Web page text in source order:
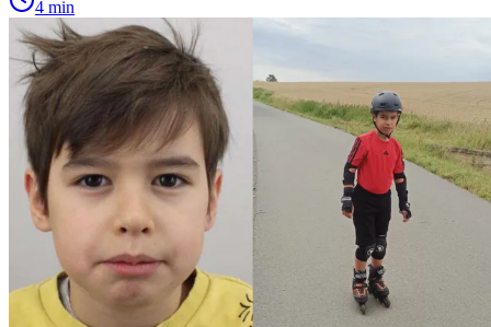
4 min